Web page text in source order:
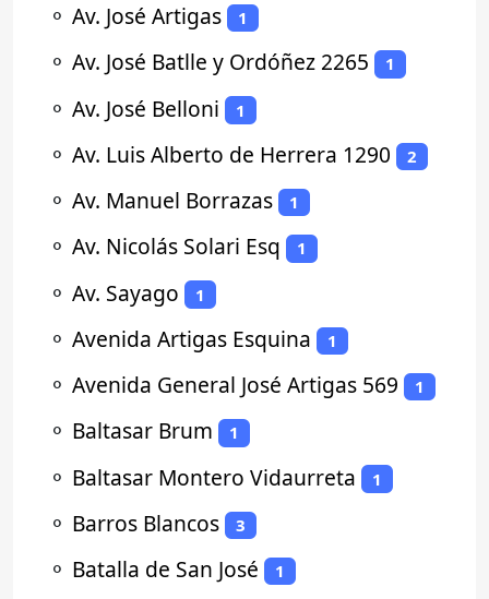
⚬ Av. José Artigas 1
⚬ Av. José Batlle y Ordóñez 2265 1
⚬ Av. José Belloni 1
⚬ Av. Luis Alberto de Herrera 1290 2
⚬ Av. Manuel Borrazas 1
⚬ Av. Nicolás Solari Esq 1
⚬ Av. Sayago 1
⚬ Avenida Artigas Esquina 1
⚬ Avenida General José Artigas 569 1
⚬ Baltasar Brum 1
⚬ Baltasar Montero Vidaurreta 1
⚬ Barros Blancos 3
⚬ Batalla de San José 1